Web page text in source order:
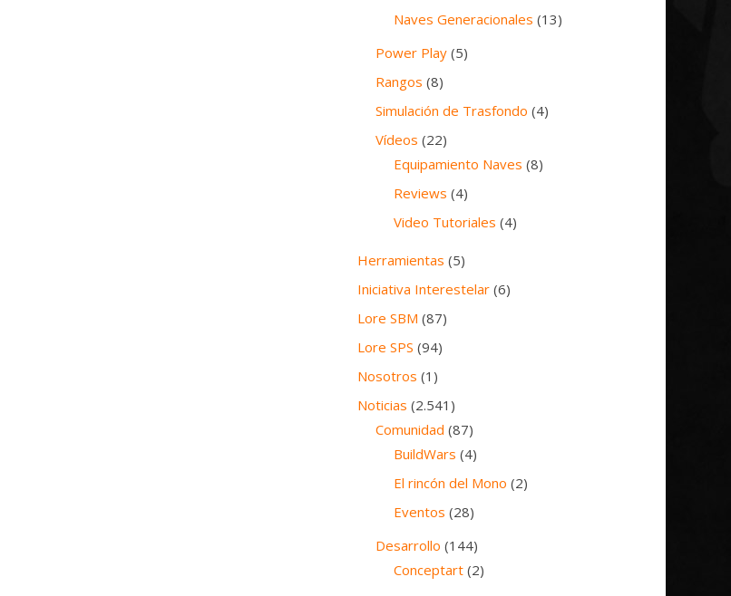
Naves Generacionales (13)
Power Play (5)
Rangos (8)
Simulación de Trasfondo (4)
Vídeos (22)
Equipamiento Naves (8)
Reviews (4)
Video Tutoriales (4)
Herramientas (5)
Iniciativa Interestelar (6)
Lore SBM (87)
Lore SPS (94)
Nosotros (1)
Noticias (2.541)
Comunidad (87)
BuildWars (4)
El rincón del Mono (2)
Eventos (28)
Desarrollo (144)
Conceptart (2)